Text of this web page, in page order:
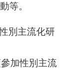
等。
別主流化研
加性別主流